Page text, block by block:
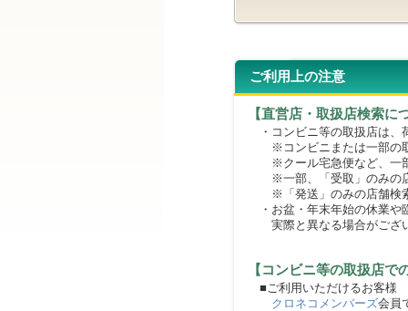
ご利用上の注意
【直営店・取扱店検索に
・コンビニ等の取扱店は、
※コンビニまたは一部の取
※クール宅急便など、一部
※一部、「受取」のみの
※「発送」のみの店舗検
・お盆・年末年始の休業や
実際と異なる場合がござ
【コンビニ等の取扱店
■ご利用いただけるお客様
クロネコメンバーズ会員